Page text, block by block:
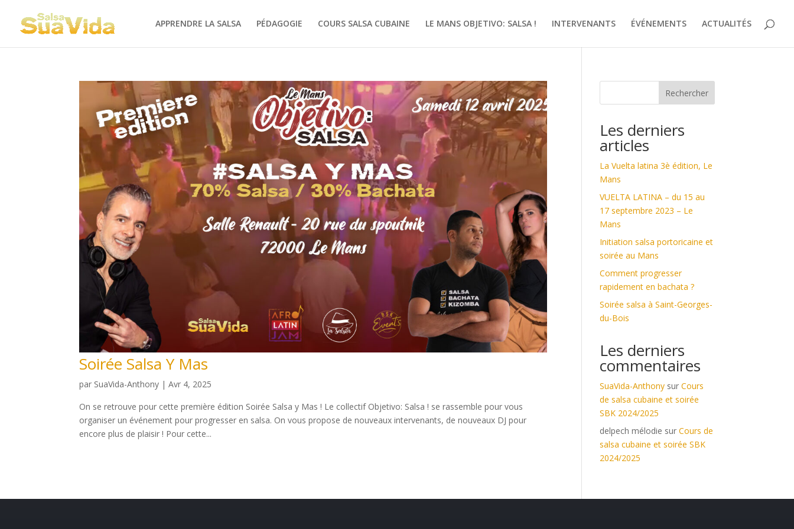
APPRENDRE LA SALSA PÉDAGOGIE COURS SALSA CUBAINE LE MANS OBJETIVO: SALSA ! INTERVENANTS ÉVÉNEMENTS ACTUALITÉS
Soirée Salsa Y Mas
par SuaVida-Anthony |Avr 4, 2025
On se retrouve pour cette première édition Soirée Salsa y Mas ! Le collectif Objetivo: Salsa ! se rassemble pour vous
organiser un événement pour progresser en salsa. On vous propose de nouveaux intervenants, de nouveaux DJ pour
encore plus de plaisir ! Pour cette...
Rechercher
Les derniers
articles
La Vuelta latina 3è édition, Le
Mans
VUELTA LATINA – du 15 au
17 septembre 2023 – Le
Mans
Initiation salsa portoricaine et
soirée au Mans
Comment progresser
rapidement en bachata ?
Soirée salsa à Saint-Georges-
du-Bois
Les derniers
commentaires
SuaVida-Anthony surCours
de salsa cubaine et soirée
SBK 2024/2025
delpech mélodie surCours de
salsa cubaine et soirée SBK
2024/2025